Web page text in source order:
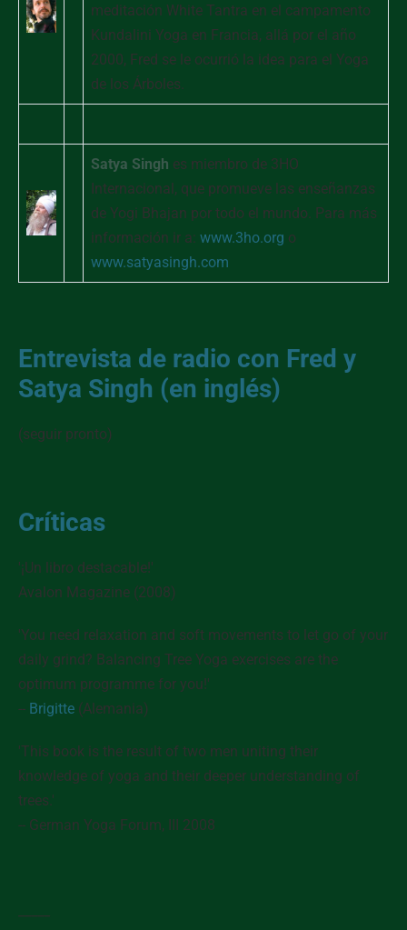
meditación White Tantra en el campamento
Kundalini Yoga en Francia, allá por el año
2000, Fred se le ocurrió la idea para el Yoga
de los Árboles.
Satya Singh es miembro de 3HO
Internacional, que promueve las enseñanzas
de Yogi Bhajan por todo el mundo. Para más
información ir a: www.3ho.org o
www.satyasingh.com
Entrevista de radio con Fred y
Satya Singh (en inglés)
(seguir pronto)
Críticas
'¡Un libro destacable!'
Avalon Magazine (2008)
'You need relaxation and soft movements to let go of your
daily grind? Balancing Tree Yoga exercises are the
optimum programme for you!'
-- Brigitte (Alemania)
'This book is the result of two men uniting their
knowledge of yoga and their deeper understanding of
trees.'
-- German Yoga Forum, III 2008